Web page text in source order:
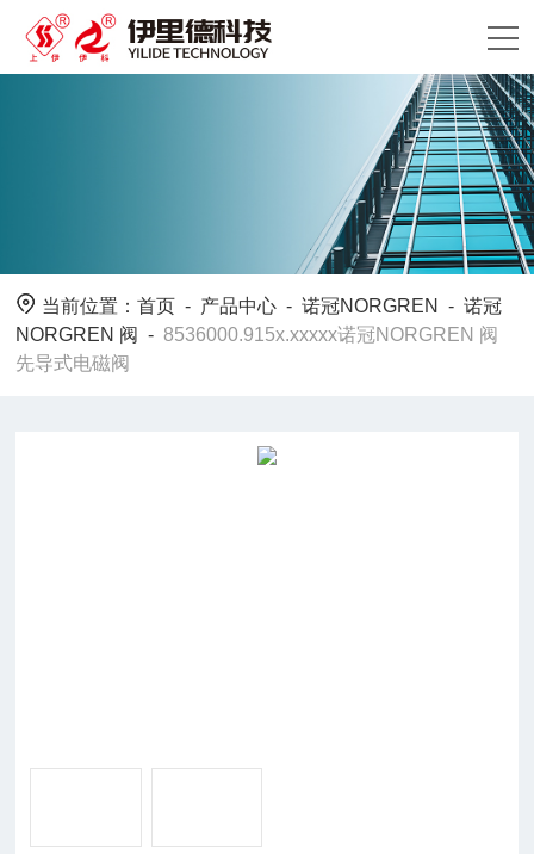
当前位置：首页 - 产品中心 -诺冠NORGREN -诺冠
NORGREN 阀 -8536000.915x.xxxxx诺冠NORGREN 阀
先导式电磁阀